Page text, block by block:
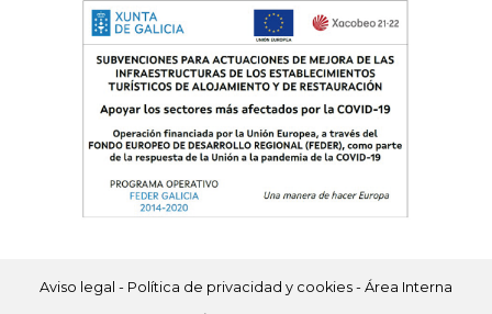
Aviso legal - Política de privacidad y cookies - Área Interna